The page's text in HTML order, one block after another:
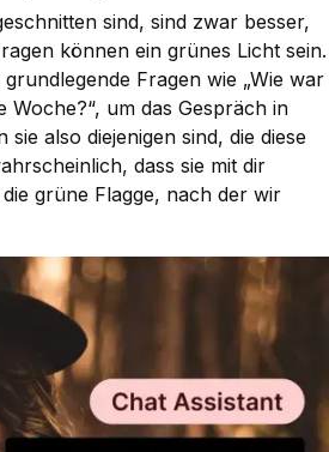
sind, sind zwar besser,
können ein grünes Licht sein.
Fragen wie „Wie war
Woche?“, um das Gespräch in
also diejenigen sind, die diese
dass sie mit dir
grüne Flagge, nach der wir